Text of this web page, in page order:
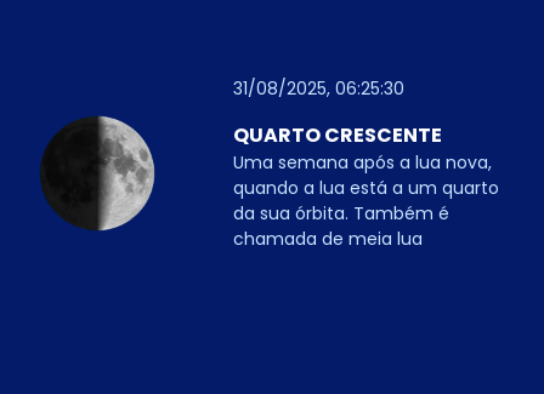
31/08/2025, 06:25:30
QUARTO CRESCENTE
Uma semana após a lua nova,
quando a lua está a um quarto
da sua órbita. Também é
chamada de meia lua